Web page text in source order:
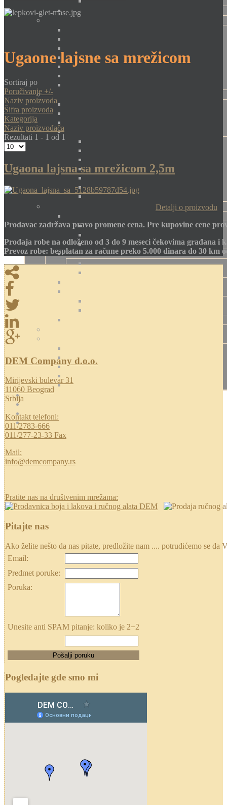
Ugaone lajsne sa mrežicom
Sortiraj po
Poručivanje +/-
Naziv proizvoda
Šifra proizvoda
Kategorija
Naziv proizvođača
Rezultati 1 - 1 od 1
Ugaona lajsna sa mrežicom 2,5m
Detalji o proizvodu
Prodavac zadržava pravo promene cena. Pre kupovine cene
Prodaja robe na odloženo od 3 do 9 meseci čekovima građana i
Prevoz robe: besplatan za račune preko 5.000 dinara do 30 km
DEM Company d.o.o.
Mirijevski bulevar 31
11060 Beograd
Srbija
Kontakt telefoni:
011/2783-666
011/277-23-33 Fax
Mail:
info@demcompany.rs
Pratite nas na društvenim mrežama:
Pitajte nas
Ako želite nešto da nas pitate, predložite nam .... potrudićemo se
Email:
Predmet poruke:
Poruka:
Unesite anti SPAM pitanje: koliko je 2+2
Pogledajte gde smo mi